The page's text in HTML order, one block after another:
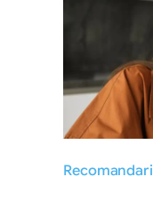
Recomandari